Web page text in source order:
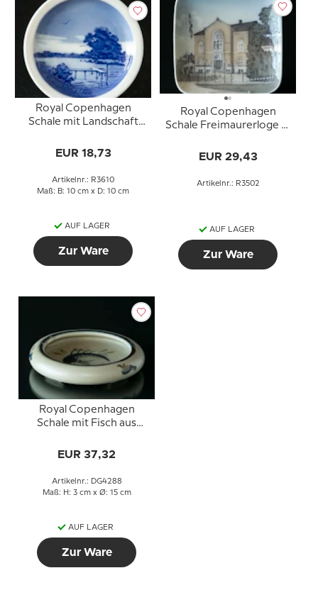
Royal Copenhagen
Schale mit Landschaft
EUR 18,73
Artikelnr.: R3610
Maß: B: 10 cm x D: 10 cm
AUF LAGER
Zur Ware
Royal Copenhagen
Schale Freimaurerloge in
EUR 29,43
Artikelnr.: R3502
AUF LAGER
Zur Ware
Royal Copenhagen
Schale mit Fisch aus
EUR 37,32
Artikelnr.: DG4288
Maß: H: 3 cm x Ø: 15 cm
AUF LAGER
Zur Ware